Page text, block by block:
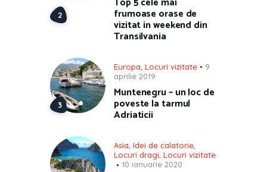
frumoase orase de
vizitat in weekend din
Transilvania
Europa Locuri vizitate
9
aprilie 2019
Muntenegru – un loc de
poveste la tarmul
Adriaticii
Asia, Idei de calatorie,
Locuri dragi, Locuri vizitate
10 ianuarie 2020